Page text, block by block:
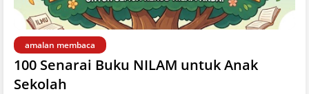
amalan membaca
100 Senarai Buku NILAM untuk Anak
Sekolah